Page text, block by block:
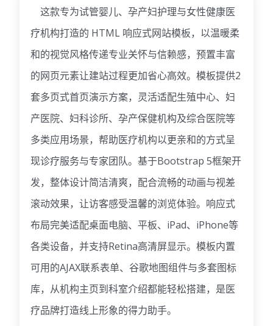
这款专为试管婴儿、孕产妇护理与女性健康医
疗机构打造的 HTML 响应式网站模板，以温暖柔
和的视觉风格传递专业关怀与信赖感，预置丰富
的网页元素让建站过程更加省心高效。模板提供2
套多页式首页演示方案，灵活适配生殖中心、妇
产医院、妇科诊所、孕产保健机构及综合医院等
多类应用场景，帮助医疗机构以更亲和的方式呈
现诊疗服务与专家团队。基于Bootstrap 5框架开
发，整体设计简洁清爽，配合流畅的动画与视差
滚动效果，让访客感受温馨的浏览体验。响应式
布局完美适配桌面电脑、平板、iPad、iPhone等
各类设备，并支持Retina高清屏显示。模板内置
可用的AJAX联系表单、谷歌地图组件与多套图标
库，从机构主页到科室介绍都能轻松搭建，是医
疗品牌打造线上形象的得力助手。